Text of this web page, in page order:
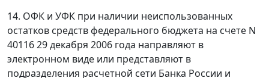
14. ОФК и УФК при наличии неиспользованных
остатков средств федерального бюджета на счете N
40116 29 декабря 2006 года направляют в
электронном виде или представляют в
подразделения расчетной сети Банка России и